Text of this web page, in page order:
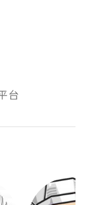
台